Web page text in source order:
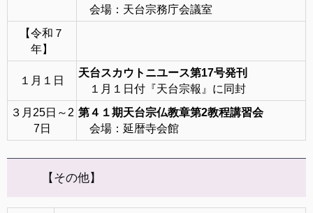
会場：天台宗務庁会議室
【令和７
年】
１月１日
天台スカウトニユース第17号発刊
１月１日付『天台宗報』に同封
３月25日～2
7日
第４１期天台宗仏教章第2教程講習会
会場：延暦寺会館
【その他】